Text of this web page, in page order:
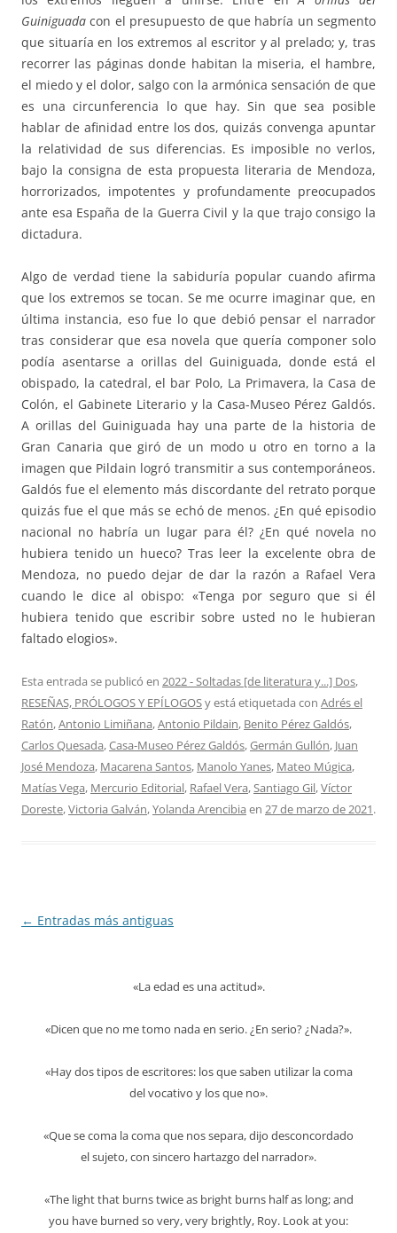
Guiniguada con el presupuesto de que habría un segmento
que situaría en los extremos al escritor y al prelado; y, tras
recorrer las páginas donde habitan la miseria, el hambre,
el miedo y el dolor, salgo con la armónica sensación de que
es una circunferencia lo que hay. Sin que sea posible
hablar de afinidad entre los dos, quizás convenga apuntar
la relatividad de sus diferencias. Es imposible no verlos,
bajo la consigna de esta propuesta literaria de Mendoza,
horrorizados, impotentes y profundamente preocupados
ante esa España de la Guerra Civil y la que trajo consigo la
dictadura.
Algo de verdad tiene la sabiduría popular cuando afirma
que los extremos se tocan. Se me ocurre imaginar que, en
última instancia, eso fue lo que debió pensar el narrador
tras considerar que esa novela que quería componer solo
podía asentarse a orillas del Guiniguada, donde está el
obispado, la catedral, el bar Polo, La Primavera, la Casa de
Colón, el Gabinete Literario y la Casa-Museo Pérez Galdós.
A orillas del Guiniguada hay una parte de la historia de
Gran Canaria que giró de un modo u otro en torno a la
imagen que Pildain logró transmitir a sus contemporáneos.
Galdós fue el elemento más discordante del retrato porque
quizás fue el que más se echó de menos. ¿En qué episodio
nacional no habría un lugar para él? ¿En qué novela no
hubiera tenido un hueco? Tras leer la excelente obra de
Mendoza, no puedo dejar de dar la razón a Rafael Vera
cuando le dice al obispo: «Tenga por seguro que si él
hubiera tenido que escribir sobre usted no le hubieran
faltado elogios».
Esta entrada se publicó en 2022 - Soltadas [de literatura y...] Dos,
RESEÑAS, PRÓLOGOS Y EPÍLOGOSy está etiquetada con Adrés el
Ratón,Antonio Limiñana,Antonio Pildain, Benito Pérez Galdós,
Carlos Quesada,Casa-Museo Pérez Galdós,Germán Gullón, Juan
José Mendoza, Macarena Santos, Manolo Yanes, Mateo Múgica,
Matías Vega, Mercurio Editorial, Rafael Vera,Santiago Gil,Víctor
Doreste,Victoria Galván,Yolanda Arencibia en 27 de marzo de 2021.
Navegación
← Entradas más antiguas
«La edad es una actitud».
«Dicen que no me tomo nada en serio. ¿En serio? ¿Nada?».
«Hay dos tipos de escritores: los que saben utilizar la coma
del vocativo y los que no».
«Que se coma la coma que nos separa, dijo desconcordado
el sujeto, con sincero hartazgo del narrador».
«The light that burns twice as bright burns half as long; and
you have burned so very, very brightly, Roy. Look at you: